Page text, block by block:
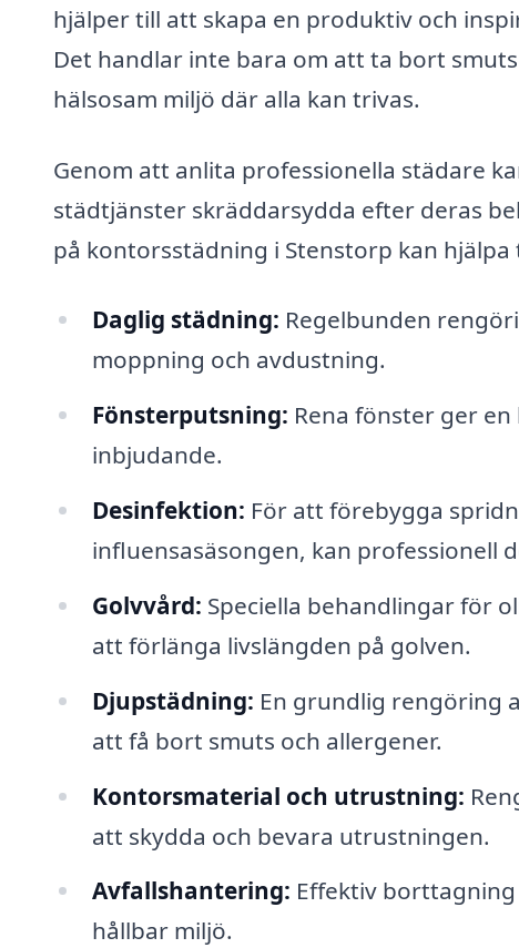
hjälper till att skapa en produktiv och
Det handlar inte bara om att ta bort
hälsosam miljö där alla kan trivas.
Genom att anlita professionella städare
städtjänster skräddarsydda efter deras
på kontorsstädning i Stenstorp kan hjälpa
Daglig städning: Regelbunden
moppning och avdustning.
Fönsterputsning: Rena fönster ger
inbjudande.
Desinfektion: För att förebygga
influensasäsongen, kan professionell
Golvvård: Speciella behandlingar för
att förlänga livslängden på golven.
Djupstädning: En grundlig rengöring
att få bort smuts och allergener.
Kontorsmaterial och utrustning:
att skydda och bevara utrustningen.
Avfallshantering: Effektiv
hållbar miljö.